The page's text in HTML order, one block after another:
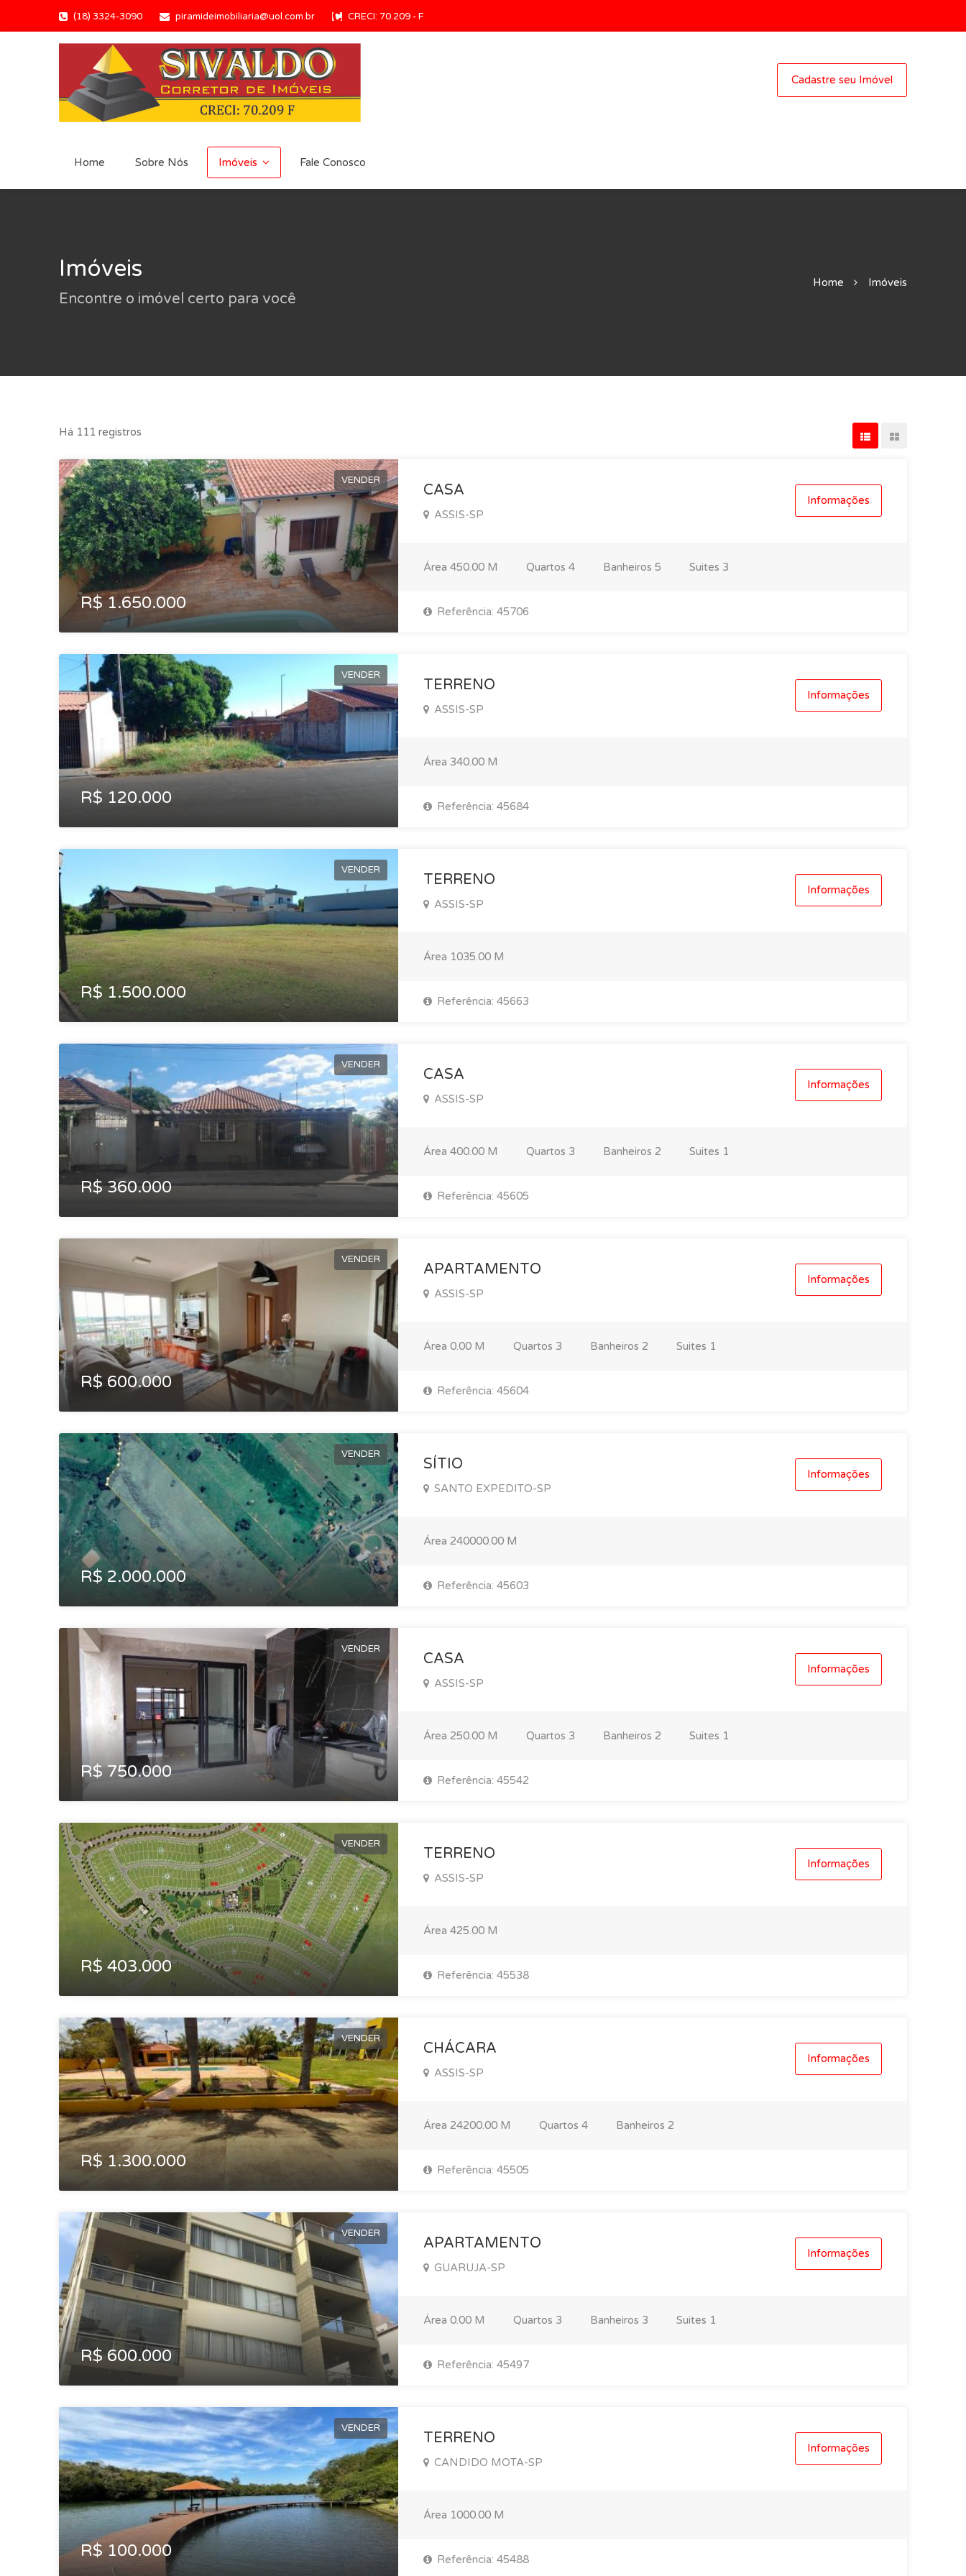
(18) 3324-3090 piramideimobiliaria@uol.com.br CRECI: 70.209 - F
Home Sobre Nós Imóveis Fale Conosco
Cadastre seu Imóvel
Imóveis
Encontre o imóvel certo para você
Home Imóveis
Há 111 registros
VENDER
R$ 1.650.000
CASA
ASSIS-SP
Informações
Área 450.00 M Quartos 4 Banheiros 5 Suites 3
Referência: 45706
VENDER
R$ 120.000
TERRENO
ASSIS-SP
Informações
Área 340.00 M
Referência: 45684
VENDER
R$ 1.500.000
TERRENO
ASSIS-SP
Informações
Área 1035.00 M
Referência: 45663
VENDER
R$ 360.000
CASA
ASSIS-SP
Informações
Área 400.00 M Quartos 3 Banheiros 2 Suites 1
Referência: 45605
VENDER
R$ 600.000
APARTAMENTO
ASSIS-SP
Informações
Área 0.00 M Quartos 3 Banheiros 2 Suites 1
Referência: 45604
VENDER
R$ 2.000.000
SÍTIO
SANTO EXPEDITO-SP
Informações
Área 240000.00 M
Referência: 45603
VENDER
R$ 750.000
CASA
ASSIS-SP
Informações
Área 250.00 M Quartos 3 Banheiros 2 Suites 1
Referência: 45542
VENDER
R$ 403.000
TERRENO
ASSIS-SP
Informações
Área 425.00 M
Referência: 45538
VENDER
R$ 1.300.000
CHÁCARA
ASSIS-SP
Informações
Área 24200.00 M Quartos 4 Banheiros 2
Referência: 45505
VENDER
R$ 600.000
APARTAMENTO
GUARUJA-SP
Informações
Área 0.00 M Quartos 3 Banheiros 3 Suites 1
Referência: 45497
VENDER
R$ 100.000
TERRENO
CANDIDO MOTA-SP
Informações
Área 1000.00 M
Referência: 45488